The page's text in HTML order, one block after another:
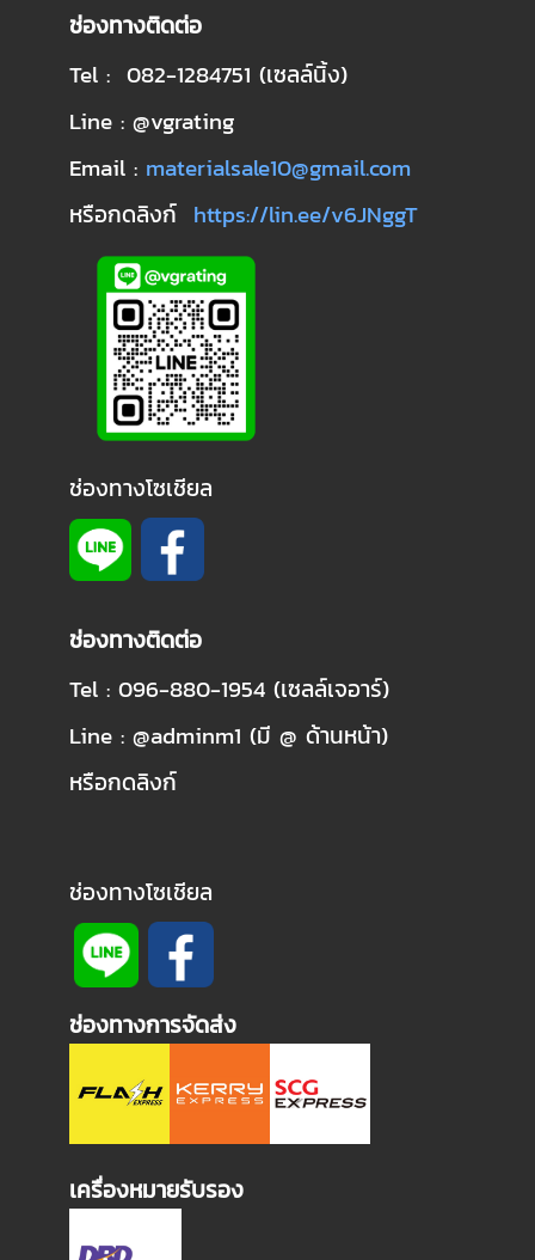
ช่องทางติดต่อ
Tel : 082-1284751 (เซลล์นิ้ง)
Line : @vgrating
Email : materialsale10@gmail.com
หรือกดลิงก์ https://lin.ee/v6JNggT
ช่องทางโซเชียล
ช่องทางติดต่อ
Tel : 096-880-1954 (เซลล์เจอาร์)
Line : @adminm1 (มี @ ด้านหน้า)
หรือกดลิงก์
ช่องทางโซเชียล
ช่องทางการจัดส่ง
เครื่องหมายรับรอง